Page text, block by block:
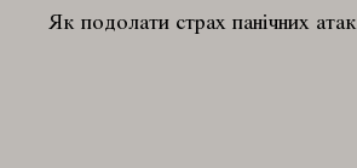
Як подолати страх панічних атак